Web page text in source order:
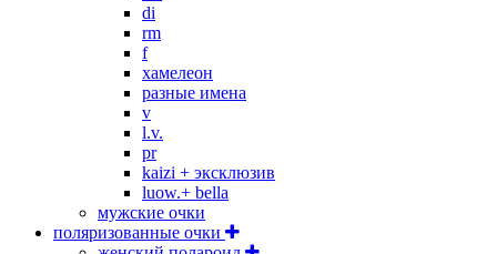
di
rm
f
хамелеон
разные имена
v
l.v.
pr
kaizi + эксклюзив
luow.+ bella
мужские очки
поляризованные очки